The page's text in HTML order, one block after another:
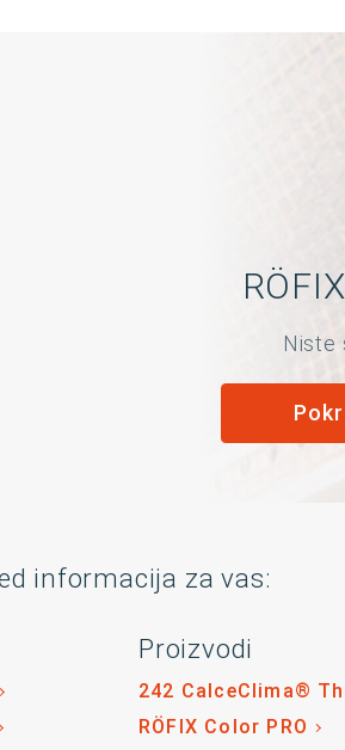
Niste
informacija za vas:
Proizvodi
242 CalceClima®
RÖFIX Color PRO